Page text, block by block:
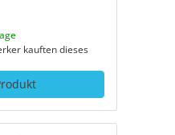
kauften dieses